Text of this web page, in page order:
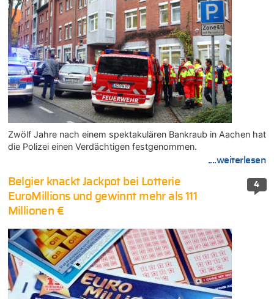
Zwölf Jahre nach einem spektakulären Bankraub in Aachen hat
die Polizei einen Verdächtigen festgenommen.
....weiterlesen
4
Belgier knackt Jackpot bei Lotterie
EuroMillions und gewinnt mehr als 111
Millionen €